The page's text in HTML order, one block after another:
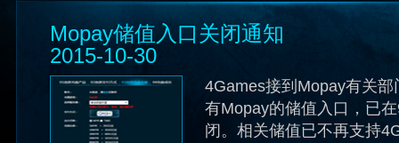
Mopay储值入口关闭通知
2015-10-30
4Games接到Mopay有关
有Mopay的储值入口，已
闭。相关储值已不再支持